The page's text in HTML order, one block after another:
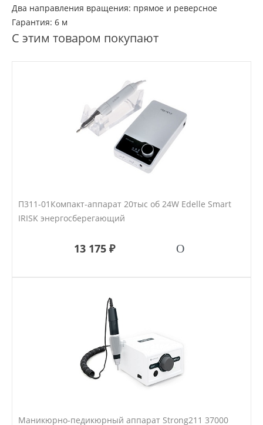
Два направления вращения: прямое и реверсное
Гарантия: 6 м
С этим товаром покупают
П311-01Компакт-аппарат 20тыс об 24W Edelle Smart
IRISK энергосберегающий
13 175 ₽
Маникюрно-педикюрный аппарат Strong211 37000